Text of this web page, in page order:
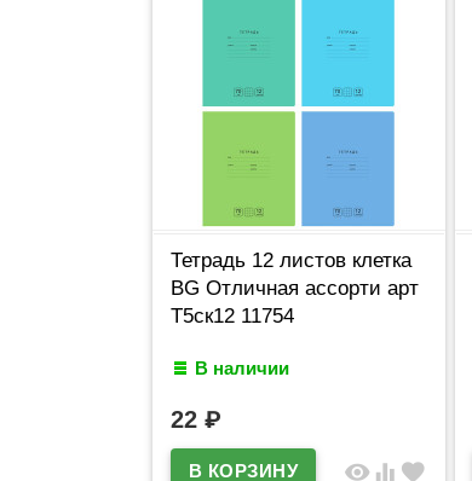
Тетрадь 12 листов клетка
BG Отличная ассорти арт
Т5ск12 11754
В наличии
22 ₽
visibility equalizer favorite